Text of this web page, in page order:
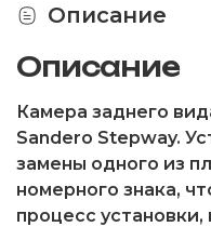
Описание
Описание
Камера заднего
Sandero Stepway.
замены одного из
номерного знака,
процесс